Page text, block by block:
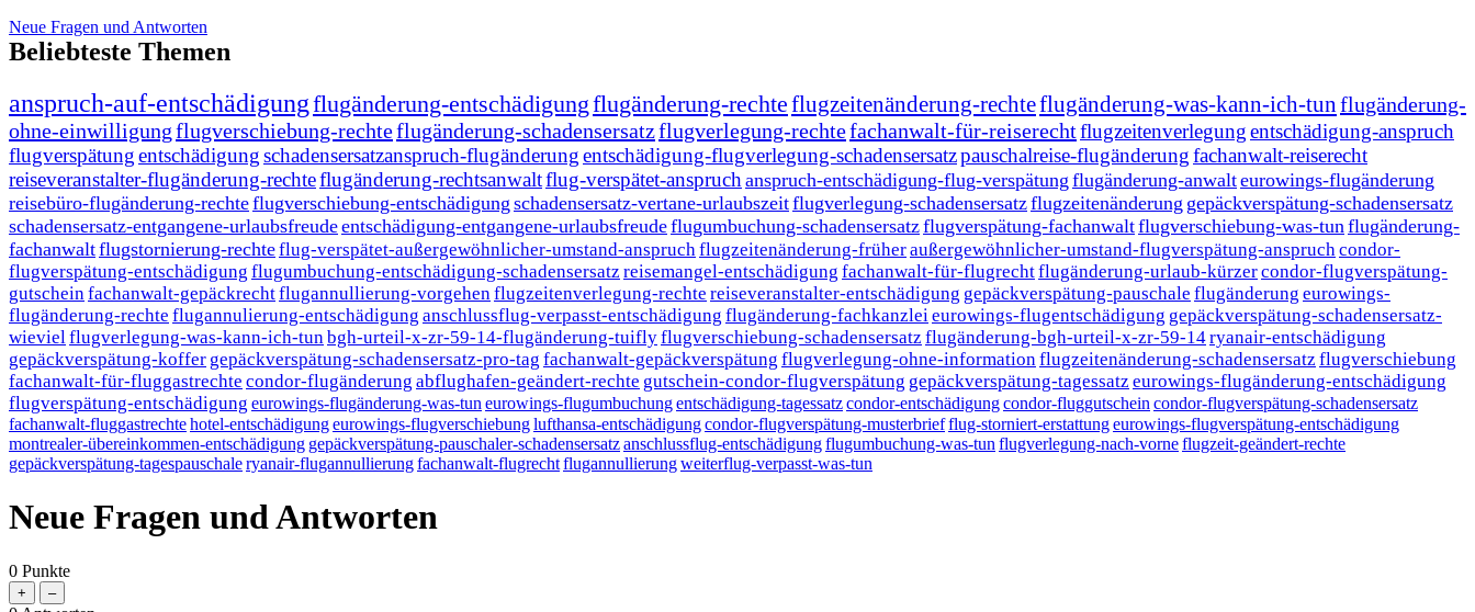
Neue Fragen und Antworten
Beliebteste Themen
anspruch-auf-entschädigungflugänderung-entschädigungflugänderung-rechteflugzeitenänderung-rechteflugänderung-was-kann-ich-tun flugänderung-
ohne-einwilligungflugverschiebung-rechteflugänderung-schadensersatzflugverlegung-rechtefachanwalt-für-reiserechtflugzeitenverlegungentschädigung-anspruch
flugverspätungentschädigungschadensersatzanspruch-flugänderungentschädigung-flugverlegung-schadensersatzpauschalreise-flugänderungfachanwalt-reiserecht
reiseveranstalter-flugänderung-rechteflugänderung-rechtsanwaltflug-verspätet-anspruch anspruch-entschädigung-flug-verspätung flugänderung-anwalteurowings-flugänderung
reisebüro-flugänderung-rechteflugverschiebung-entschädigung schadensersatz-vertane-urlaubszeitflugverlegung-schadensersatzflugzeitenänderung gepäckverspätung-schadensersatz
schadensersatz-entgangene-urlaubsfreudeentschädigung-entgangene-urlaubsfreudeflugumbuchung-schadensersatzflugverspätung-fachanwaltflugverschiebung-was-tun flugänderung-
fachanwaltflugstornierung-rechteflug-verspätet-außergewöhnlicher-umstand-anspruch flugzeitenänderung-früheraußergewöhnlicher-umstand-flugverspätung-anspruch condor-
flugverspätung-entschädigung flugumbuchung-entschädigung-schadensersatz reisemangel-entschädigung fachanwalt-für-flugrechtflugänderung-urlaub-kürzercondor-flugverspätung-
gutschein fachanwalt-gepäckrechtflugannullierung-vorgehen flugzeitenverlegung-rechte reiseveranstalter-entschädigung gepäckverspätung-pauschale flugänderung eurowings-
flugänderung-rechte flugannulierung-entschädigung anschlussflug-verpasst-entschädigung flugänderung-fachkanzlei eurowings-flugentschädigung gepäckverspätung-schadensersatz-
wieviel flugverlegung-was-kann-ich-tun bgh-urteil-x-zr-59-14-flugänderung-tuiflyflugverschiebung-schadensersatz flugänderung-bgh-urteil-x-zr-59-14ryanair-entschädigung
gepäckverspätung-koffer gepäckverspätung-schadensersatz-pro-tag fachanwalt-gepäckverspätung flugverlegung-ohne-information flugzeitenänderung-schadensersatz flugverschiebung
fachanwalt-für-fluggastrechte condor-flugänderung abflughafen-geändert-rechte gutschein-condor-flugverspätung gepäckverspätung-tagessatz eurowings-flugänderung-entschädigung
flugverspätung-entschädigung eurowings-flugänderung-was-tun eurowings-flugumbuchungentschädigung-tagessatzcondor-entschädigungcondor-fluggutschein condor-flugverspätung-schadensersatz
fachanwalt-fluggastrechtehotel-entschädigungeurowings-flugverschiebunglufthansa-entschädigungcondor-flugverspätung-musterbriefflug-storniert-erstattungeurowings-flugverspätung-entschädigung
montrealer-übereinkommen-entschädigung gepäckverspätung-pauschaler-schadensersatzanschlussflug-entschädigungflugumbuchung-was-tun flugverlegung-nach-vorneflugzeit-geändert-rechte
gepäckverspätung-tagespauschaleryanair-flugannullierungfachanwalt-flugrechtflugannullierungweiterflug-verpasst-was-tun
Neue Fragen und Antworten
0 Punkte